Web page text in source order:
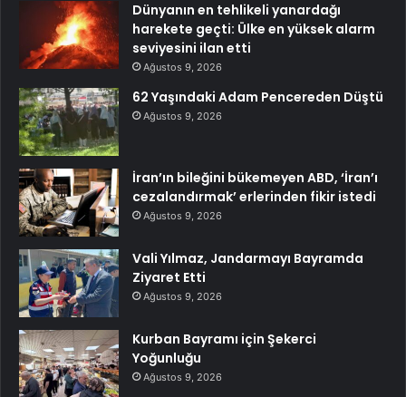
Dünyanın en tehlikeli yanardağı
harekete geçti: Ülke en yüksek alarm
seviyesini ilan etti
Ağustos 9, 2026
62 Yaşındaki Adam Pencereden Düştü
Ağustos 9, 2026
İran’ın bileğini bükemeyen ABD, ‘İran’ı
cezalandırmak’ erlerinden fikir istedi
Ağustos 9, 2026
Vali Yılmaz, Jandarmayı Bayramda
Ziyaret Etti
Ağustos 9, 2026
Kurban Bayramı için Şekerci
Yoğunluğu
Ağustos 9, 2026